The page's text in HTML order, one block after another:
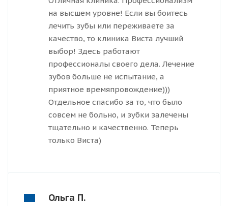
на высшем уровне! Если вы боитесь
лечить зубы или переживаете за
качество, то клиника Виста лучший
выбор! Здесь работают
профессионалы своего дела. Лечение
зубов больше не испытание, а
приятное времяпровождение)))
Отдельное спасибо за то, что было
совсем не больно, и зубки залечены
тщательно и качественно. Теперь
только Виста)
Ольга П.